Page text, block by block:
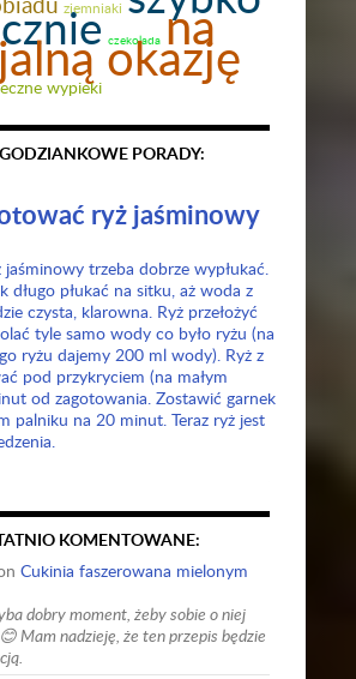
ziemniaki
czekolada na
okazję
wypieki
PORADY:
ryż jaśminowy
trzeba dobrze wypłukać.
długo płukać na sitku, aż woda z
czysta, klarowna. Ryż przełożyć
tyle samo wody co było ryżu (na
ryżu dajemy 200 ml wody). Ryż z
pod przykryciem (na małym
od zagotowania. Zostawić garnek
palniku na 20 minut. Teraz ryż jest
KOMENTOWANE:
Cukinia faszerowana mielonym
dobry moment, żeby sobie o niej
Mam nadzieję, że ten przepis będzie